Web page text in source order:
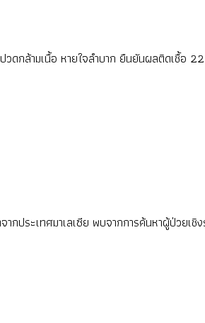
กล้ามเนื้อ หายใจลำบาก ยืนยันผลติดเชื้อ
ระเทศมาเลเซีย พบจากการค้นหาผู้ป่วยเชิ